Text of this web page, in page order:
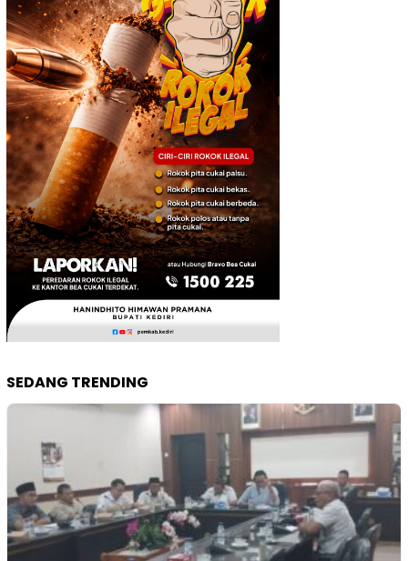
SEDANG TRENDING